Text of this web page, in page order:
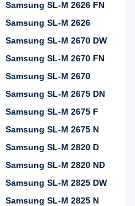
Samsung SL-M 2626 FN
Samsung SL-M 2626
Samsung SL-M 2670 DW
Samsung SL-M 2670 FN
Samsung SL-M 2670
Samsung SL-M 2675 DN
Samsung SL-M 2675 F
Samsung SL-M 2675 N
Samsung SL-M 2820 D
Samsung SL-M 2820 ND
Samsung SL-M 2825 DW
Samsung SL-M 2825 N